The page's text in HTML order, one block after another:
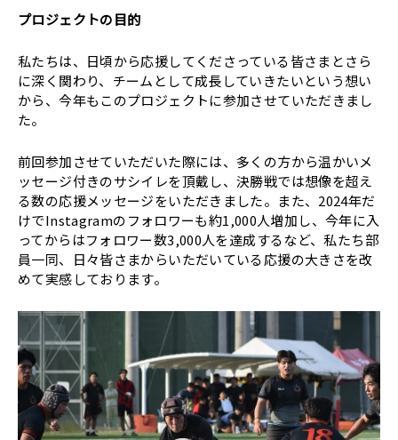
プロジェクトの目的
私たちは、日頃から応援してくださっている皆さまとさら
に深く関わり、チームとして成長していきたいという想い
から、今年もこのプロジェクトに参加させていただきまし
た。
前回参加させていただいた際には、多くの方から温かいメ
ッセージ付きのサシイレを頂戴し、決勝戦では想像を超え
る数の応援メッセージをいただきました。また、2024年だ
けでInstagramのフォロワーも約1,000人増加し、今年に入
ってからはフォロワー数3,000人を達成するなど、私たち部
員一同、日々皆さまからいただいている応援の大きさを改
めて実感しております。